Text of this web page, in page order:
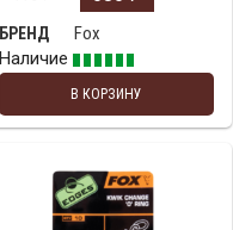
БРЕНД
Fox
Наличие
В КОРЗИНУ